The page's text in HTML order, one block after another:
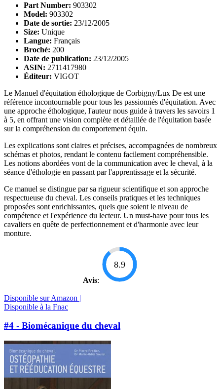
Part Number: 903302
Model: 903302
Date de sortie: 23/12/2005
Size: Unique
Langue: Français
Broché: 200
Date de publication: 23/12/2005
ASIN: 2711417980
Éditeur: VIGOT
Le Manuel d'équitation éthologique de Corbigny/Lux De est une
référence incontournable pour tous les passionnés d'équitation. Avec
une approche éthologique, l'auteur nous guide à travers les savoirs 1
à 5, en offrant une vision complète et détaillée de l'équitation basée
sur la compréhension du comportement équin.
Les explications sont claires et précises, accompagnées de nombreux
schémas et photos, rendant le contenu facilement compréhensible.
Les notions abordées vont de la communication avec le cheval, à la
séance d'éthologie en passant par l'apprentissage et la sécurité.
Ce manuel se distingue par sa rigueur scientifique et son approche
respectueuse du cheval. Les conseils pratiques et les techniques
proposées sont enrichissantes, quels que soient le niveau de
compétence et l'expérience du lecteur. Un must-have pour tous les
cavaliers en quête de perfectionnement et d'harmonie avec leur
monture.
Avis:
8.9
Disponible sur Amazon |
Disponible à la Fnac
#4 - Biomécanique du cheval